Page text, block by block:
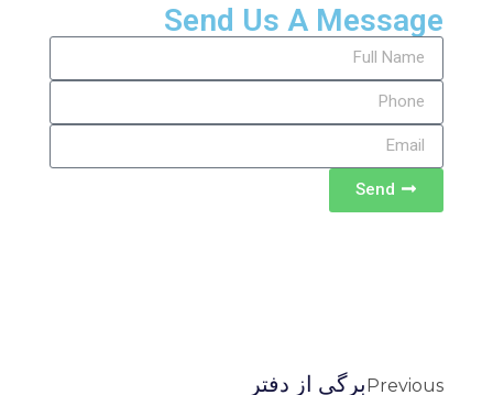
Send Us A Message
Send
Previousبرگی از دفتر